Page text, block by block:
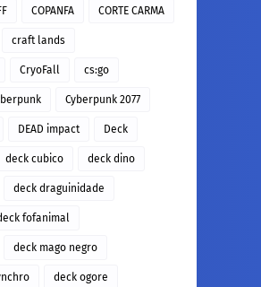
COPANFA CORTE CARMA
craft lands
CryoFall cs:go
Cyberpunk 2077
DEAD impact Deck
deck cubico deck dino
deck draguinidade
fofanimal
deck mago negro
deck ogore